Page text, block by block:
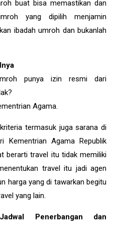
buat bisa memastikan dan
yang dipilih menjamin
ibadah umroh dan bukanlah
punya izin resmi dari
Agama.
termasuk juga sarana di
Agama Republik
berarti travel itu tidak memiliki
travel itu jadi agen
harga yang di tawarkan begitu
yang lain.
Penerbangan dan